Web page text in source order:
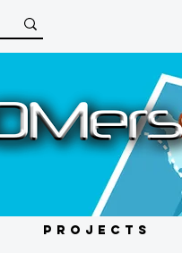
Projects